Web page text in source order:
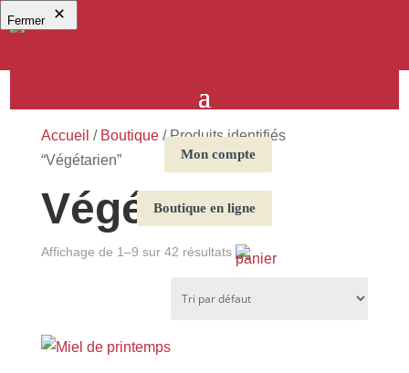
Mon compte
Boutique en ligne
Accueil / Boutique/ Produits identifiés
“Végétarien”
Végétarien
Affichage de 1–9 sur 42 résultats
Fermer